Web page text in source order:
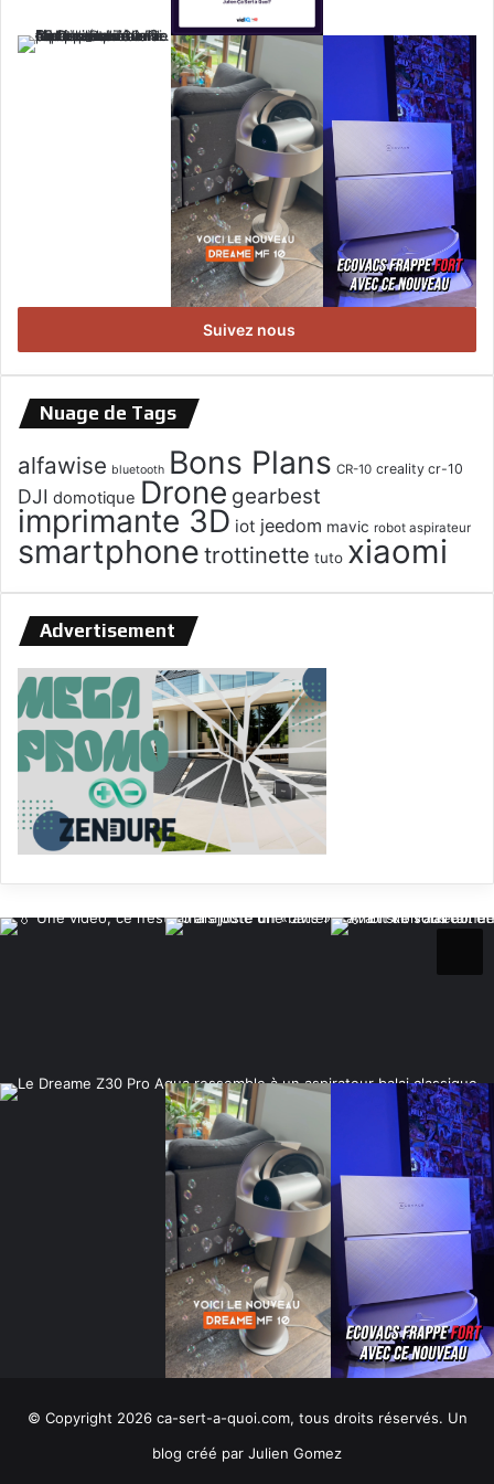
Suivez nous
Nuage de Tags
alfawise bluetooth Bons Plans CR-10 creality cr-10
DJI domotique Drone gearbest
imprimante 3D iot jeedom mavic robot aspirateur
smartphone trottinette tuto xiaomi
Advertisement
© Copyright 2026 ca-sert-a-quoi.com, tous droits réservés. Un
blog créé par Julien Gomez